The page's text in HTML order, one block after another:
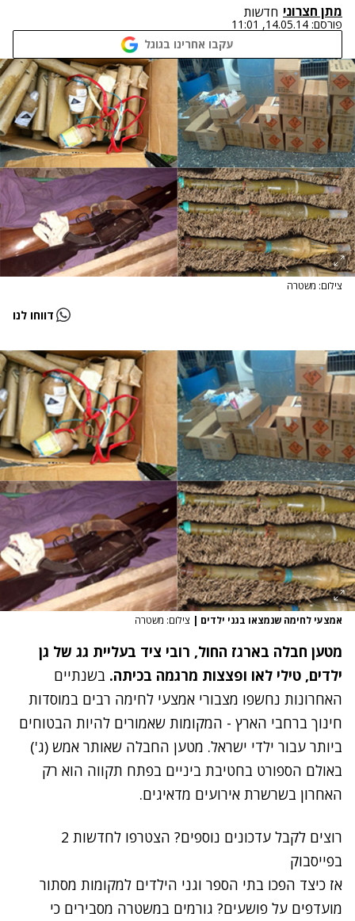
מתן חצרוני חדשות
פורסם: 14.05.14, 11:01
עקבו אחרינו בגוגל
צילום: משטרה
דווחו לנו
אמצעי לחימה שנמצאו בגני ילדים | צילום: משטרה
מטען חבלה בארגז החול, רובי ציד בעליית גג של גן
ילדים, טילי לאו ופצצות מרגמה בכיתה. בשנתיים
האחרונות נחשפו מצבורי אמצעי לחימה רבים במוסדות
חינוך ברחבי הארץ - המקומות שאמורים להיות הבטוחים
ביותר עבור ילדי ישראל. מטען החבלה שאותר אמש (ג')
באולם הספורט בחטיבת ביניים בפתח תקווה הוא רק
האחרון בשרשרת אירועים מדאיגים.
רוצים לקבל עדכונים נוספים? הצטרפו לחדשות 2
בפייסבוק
אז כיצד הפכו בתי הספר וגני הילדים למקומות מסתור
מועדפים על פושעים? גורמים במשטרה מסבירים כי